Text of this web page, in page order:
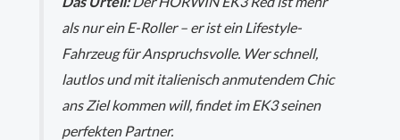
als nur ein E-Roller – er ist ein Lifestyle-
Fahrzeug für Anspruchsvolle. Wer schnell,
lautlos und mit italienisch anmutendem Chic
ans Ziel kommen will, findet im EK3 seinen
perfekten Partner.